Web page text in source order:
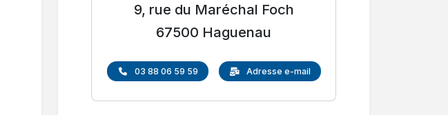
9, rue du Maréchal Foch
67500 Haguenau
03 88 06 59 59 Adresse e-mail